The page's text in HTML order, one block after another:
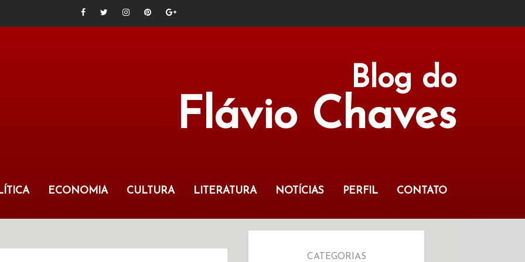
Blog do
Flávio Chaves
ECONOMIA CULTURA LITERATURA NOTÍCIAS PERFIL CONTATO
CATEGORIAS